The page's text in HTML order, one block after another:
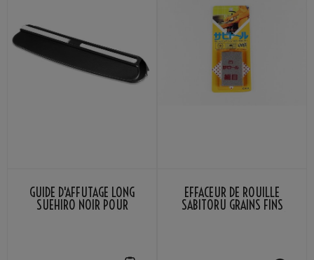
GUIDE D'AFFÛTAGE LONG
SUEHIRO NOIR POUR
EFFACEUR DE ROUILLE
SABITORU GRAINS FINS